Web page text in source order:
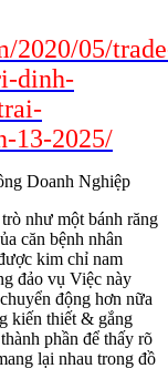
2020/05/
dinh-
13-2025/
như một bánh răng
căn bệnh nhân
kim chỉ nam
đảo vụ Việc này
động hơn nữa
kiến thiết & gắng
phần để thấy rõ
lại nhau trong đồ